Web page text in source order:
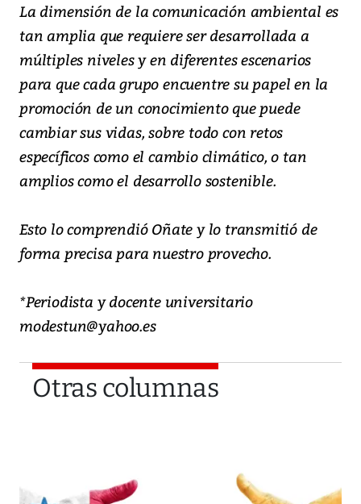
La dimensión de la comunicación ambiental es
tan amplia que requiere ser desarrollada a
múltiples niveles y en diferentes escenarios
para que cada grupo encuentre su papel en la
promoción de un conocimiento que puede
cambiar sus vidas, sobre todo con retos
específicos como el cambio climático, o tan
amplios como el desarrollo sostenible.
Esto lo comprendió Oñate y lo transmitió de
forma precisa para nuestro provecho.
*Periodista y docente universitario
modestun@yahoo.es
Otras columnas